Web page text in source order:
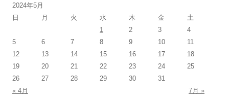
2024年5月
日
月 火 水 木 金
土
1
2 3
4
5
6 7 8 9 10
11
12
13 14 15 16 17
18
19
20 21 22 23 24
25
26
27 28 29 30
31
« 4月
7月 »